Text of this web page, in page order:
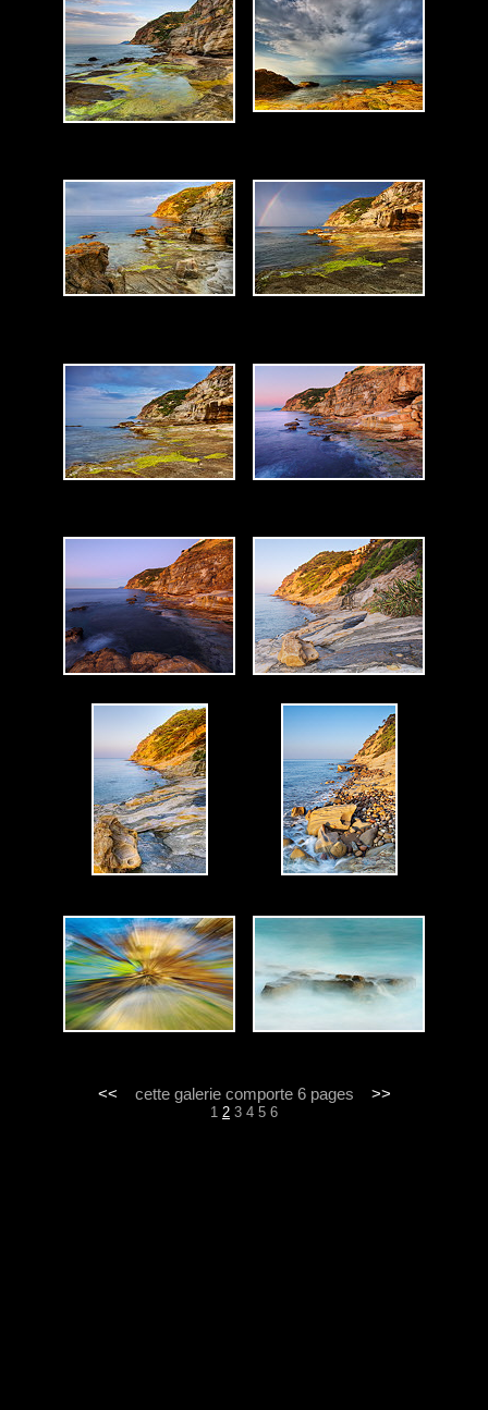
<< cette galerie comporte 6 pages >>
1 2 3 4 5 6